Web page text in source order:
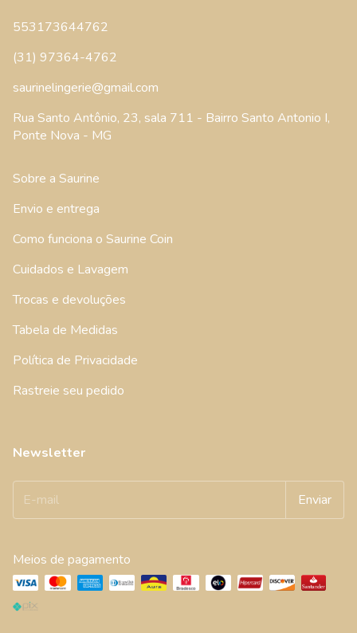
553173644762
(31) 97364-4762
saurinelingerie@gmail.com
Rua Santo Antônio, 23, sala 711 - Bairro Santo Antonio I,
Ponte Nova - MG
Sobre a Saurine
Envio e entrega
Como funciona o Saurine Coin
Cuidados e Lavagem
Trocas e devoluções
Tabela de Medidas
Política de Privacidade
Rastreie seu pedido
Newsletter
Meios de pagamento